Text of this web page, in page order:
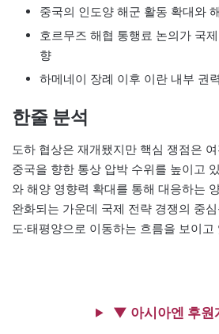
중국의 인도양 해군 활동 확대와
호르무즈 해협 통행료 논의가 국
향
하메네이 장례 이후 이란 내부 권
한줄 분석
도하 협상은 재개됐지만 핵심 쟁점은
중국을 향한 통상 압박 수위를 높이고
와 해양 영향력 확대를 통해 대응하는
완화되는 가운데 국제 전략 경쟁의 중
도·태평양으로 이동하는 흐름을 보이고
▼ 아시아엔 후